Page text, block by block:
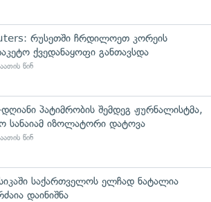
რუსეთში ჩრდილოეთ კორეის
ქვედანაყოფი განთავსდა
წინ
პატიმრობის შემდეგ ჟურნალისტმა,
სანაიამ იზოლატორი დატოვა
წინ
საქართველოს ელჩად ნატალია
დაინიშნა